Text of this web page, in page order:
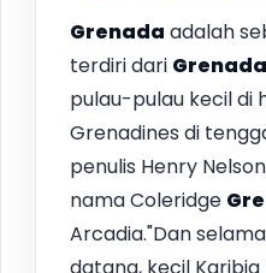
Grenada adalah
terdiri dari Grenada
pulau-pulau kecil di
Grenadines di
penulis Henry
nama Coleridge
Arcadia."Dan